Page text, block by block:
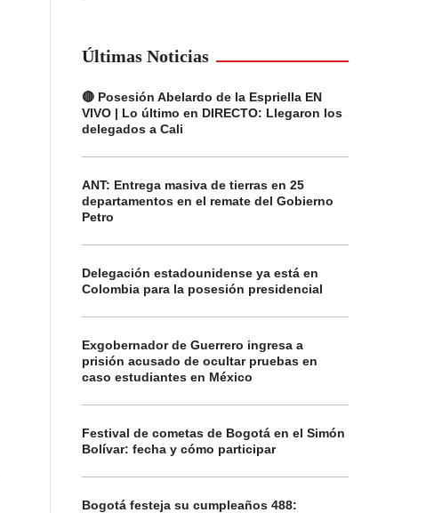
Últimas Noticias
🔴 Posesión Abelardo de la Espriella EN
VIVO | Lo último en DIRECTO: Llegaron los
delegados a Cali
ANT: Entrega masiva de tierras en 25
departamentos en el remate del Gobierno
Petro
Delegación estadounidense ya está en
Colombia para la posesión presidencial
Exgobernador de Guerrero ingresa a
prisión acusado de ocultar pruebas en
caso estudiantes en México
Festival de cometas de Bogotá en el Simón
Bolívar: fecha y cómo participar
Bogotá festeja su cumpleaños 488: